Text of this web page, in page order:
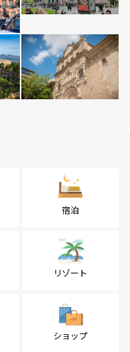
宿泊
リゾート
ショップ